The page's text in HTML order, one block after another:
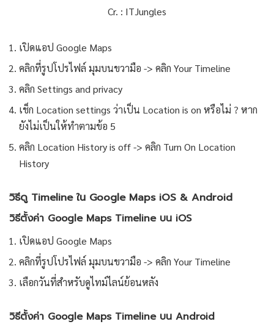
Cr. : ITJungles
เปิดแอป Google Maps
คลิกที่รูปโปรไฟล์ มุมบนขวามือ -> คลิก Your Timeline
คลิก Settings and privacy
เช็ก Location settings ว่าเป็น Location is on หรือไม่ ? หาก
ยังไม่เป็นให้ทำตามข้อ 5
คลิก Location History is off -> คลิก Turn On Location
History
วิธีดู Timeline ใน Google Maps iOS & Android
วิธีตั้งค่า Google Maps Timeline บน iOS
เปิดแอป Google Maps
คลิกที่รูปโปรไฟล์ มุมบนขวามือ -> คลิก Your Timeline
เลือกวันที่สำหรับดูไทม์ไลน์ย้อนหลัง
วิธีตั้งค่า Google Maps Timeline บน Android